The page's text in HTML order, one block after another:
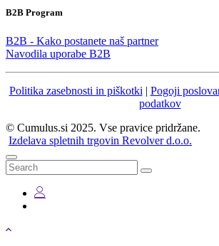
B2B Program
B2B - Kako postanete naš partner
Navodila uporabe B2B
Politika zasebnosti in piškotki | Pogoji
podatkov
© Cumulus.si 2025. Vse pravice pridržane.
Izdelava spletnih trgovin Revolver d.o.o.